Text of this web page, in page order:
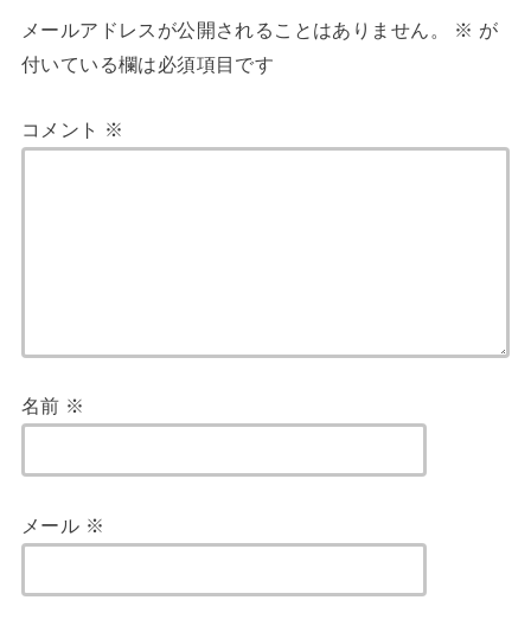
メールアドレスが公開されることはありません。 ※ が
付いている欄は必須項目です
コメント ※
名前 ※
メール ※